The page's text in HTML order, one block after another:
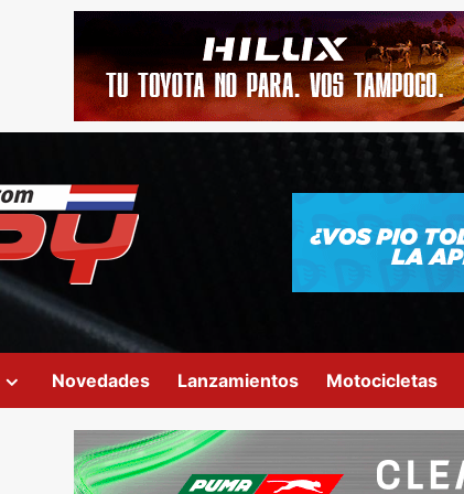
Novedades Lanzamientos Motocicletas